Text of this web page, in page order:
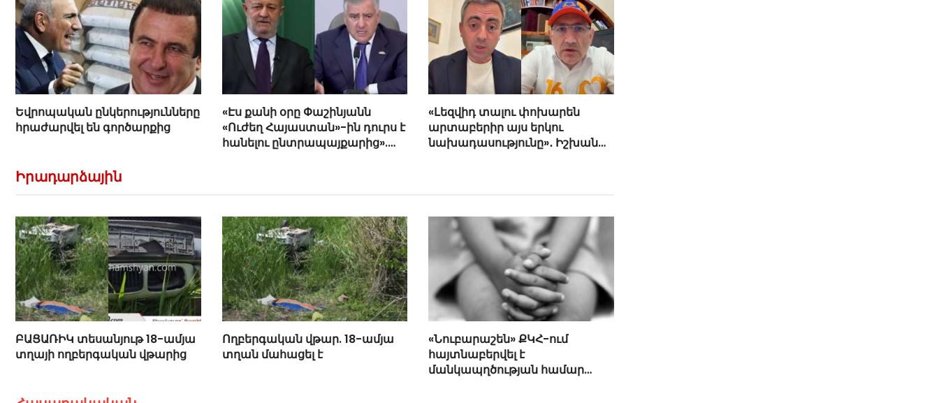
Եվրոպական ընկերությունները
հրաժարվել են գործարքից
«Էս քանի օրը Փաշինյանն
«Ուժեղ Հայաստան»-ին դուրս է
հանելու ընտրապայքարից».
«Լեզվիդ տալու փոխարեն
արտաբերիր այս երկու
նախադասությունը»․ Իշխան
Իրադարձային
ԲԱՑԱՌԻԿ տեսանյութ 18-ամյա
տղայի ողբերգական վթարից
Ողբերգական վթար. 18-ամյա
տղան մահացել է
«Նուբարաշեն» ՔԿՀ-ում
հայտնաբերվել է
մանկապղծության համար